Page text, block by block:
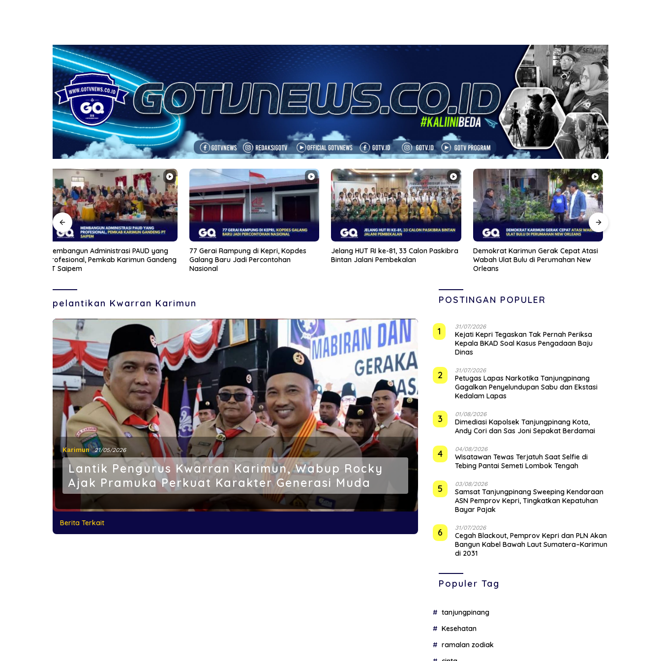
77 Gerai Rampung di Kepri, Kopdes
Galang Baru Jadi Percontohan
Nasional
Jelang HUT RI ke-81, 33 Calon Paskibra
Bintan Jalani Pembekalan
Demokrat Karimun Gerak Cepat Atasi
Wabah Ulat Bulu di Perumahan New
Satlantas Polres Bintan Kedepankan
Edukasi, 30 Pelanggar Hanya Diberi
Teguran
pelantikan Kwarran Karimun
Karimun 21/05/2026
Lantik Pengurus Kwarran Karimun, Wabup Rocky
Ajak Pramuka Perkuat Karakter Generasi Muda
Berita Terkait
POSTINGAN POPULER
1 31/07/2026
Kejati Kepri Tegaskan Tak Pernah Periksa
Kepala BKAD Soal Kasus Pengadaan Baju
Dinas
2 31/07/2026
Petugas Lapas Narkotika Tanjungpinang
Gagalkan Penyelundupan Sabu dan Ekstasi
Kedalam Lapas
3 01/08/2026
Dimediasi Kapolsek Tanjungpinang Kota,
Andy Cori dan Sas Joni Sepakat Berdamai
4 04/08/2026
Wisatawan Tewas Terjatuh Saat Selfie di
Tebing Pantai Semeti Lombok Tengah
5 03/08/2026
Samsat Tanjungpinang Sweeping Kendaraan
ASN Pemprov Kepri, Tingkatkan Kepatuhan
Bayar Pajak
6 31/07/2026
Cegah Blackout, Pemprov Kepri dan PLN Akan
Bangun Kabel Bawah Laut Sumatera–Karimun
di 2031
Populer Tag
tanjungpinang
Kesehatan
ramalan zodiak